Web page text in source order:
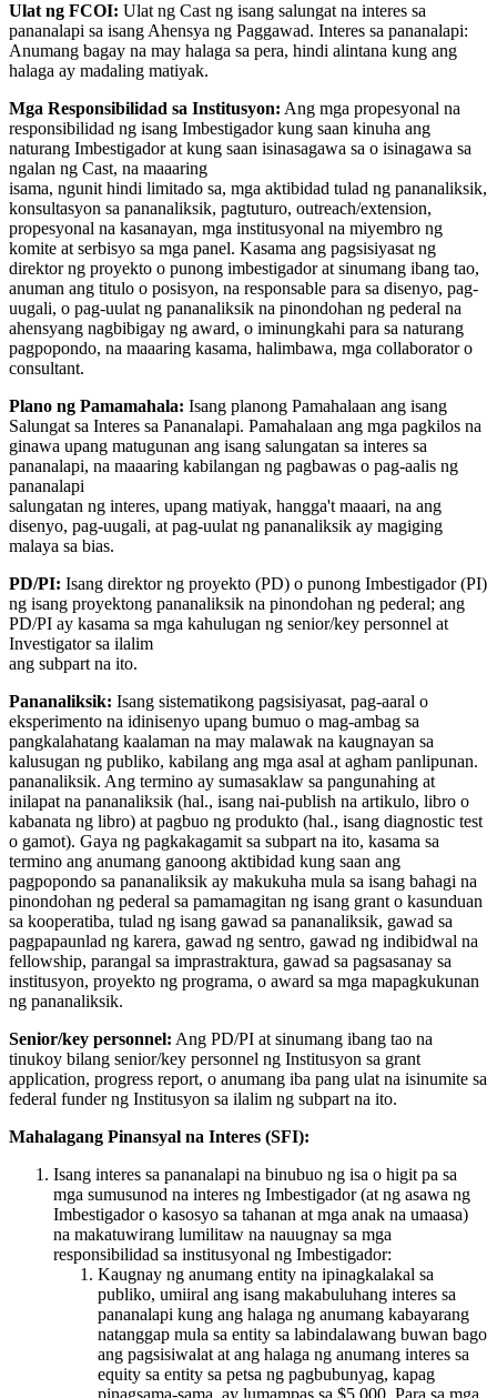
Ulat ng FCOI: Ulat ng Cast ng isang salungat na interes sa
pananalapi sa isang Ahensya ng Paggawad. Interes sa pananalapi:
Anumang bagay na may halaga sa pera, hindi alintana kung ang
halaga ay madaling matiyak.
Mga Responsibilidad sa Institusyon: Ang mga propesyonal na
responsibilidad ng isang Imbestigador kung saan kinuha ang
naturang Imbestigador at kung saan isinasagawa sa o isinagawa sa
ngalan ng Cast, na maaaring
isama, ngunit hindi limitado sa, mga aktibidad tulad ng pananaliksik,
konsultasyon sa pananaliksik, pagtuturo, outreach/extension,
propesyonal na kasanayan, mga institusyonal na miyembro ng
komite at serbisyo sa mga panel. Kasama ang pagsisiyasat ng
direktor ng proyekto o punong imbestigador at sinumang ibang tao,
anuman ang titulo o posisyon, na responsable para sa disenyo, pag-
uugali, o pag-uulat ng pananaliksik na pinondohan ng pederal na
ahensyang nagbibigay ng award, o iminungkahi para sa naturang
pagpopondo, na maaaring kasama, halimbawa, mga collaborator o
consultant.
Plano ng Pamamahala: Isang planong Pamahalaan ang isang
Salungat sa Interes sa Pananalapi. Pamahalaan ang mga pagkilos na
ginawa upang matugunan ang isang salungatan sa interes sa
pananalapi, na maaaring kabilangan ng pagbawas o pag-aalis ng
pananalapi
salungatan ng interes, upang matiyak, hangga't maaari, na ang
disenyo, pag-uugali, at pag-uulat ng pananaliksik ay magiging
malaya sa bias.
PD/PI: Isang direktor ng proyekto (PD) o punong Imbestigador (PI)
ng isang proyektong pananaliksik na pinondohan ng pederal; ang
PD/PI ay kasama sa mga kahulugan ng senior/key personnel at
Investigator sa ilalim
ang subpart na ito.
Pananaliksik: Isang sistematikong pagsisiyasat, pag-aaral o
eksperimento na idinisenyo upang bumuo o mag-ambag sa
pangkalahatang kaalaman na may malawak na kaugnayan sa
kalusugan ng publiko, kabilang ang mga asal at agham panlipunan.
pananaliksik. Ang termino ay sumasaklaw sa pangunahing at
inilapat na pananaliksik (hal., isang nai-publish na artikulo, libro o
kabanata ng libro) at pagbuo ng produkto (hal., isang diagnostic test
o gamot). Gaya ng pagkakagamit sa subpart na ito, kasama sa
termino ang anumang ganoong aktibidad kung saan ang
pagpopondo sa pananaliksik ay makukuha mula sa isang bahagi na
pinondohan ng pederal sa pamamagitan ng isang grant o kasunduan
sa kooperatiba, tulad ng isang gawad sa pananaliksik, gawad sa
pagpapaunlad ng karera, gawad ng sentro, gawad ng indibidwal na
fellowship, parangal sa imprastraktura, gawad sa pagsasanay sa
institusyon, proyekto ng programa, o award sa mga mapagkukunan
ng pananaliksik.
Senior/key personnel: Ang PD/PI at sinumang ibang tao na
tinukoy bilang senior/key personnel ng Institusyon sa grant
application, progress report, o anumang iba pang ulat na isinumite sa
federal funder ng Institusyon sa ilalim ng subpart na ito.
Mahalagang Pinansyal na Interes (SFI):
Isang interes sa pananalapi na binubuo ng isa o higit pa sa
mga sumusunod na interes ng Imbestigador (at ng asawa ng
Imbestigador o kasosyo sa tahanan at mga anak na umaasa)
na makatuwirang lumilitaw na nauugnay sa mga
responsibilidad sa institusyonal ng Imbestigador:
Kaugnay ng anumang entity na ipinagkalakal sa
publiko, umiiral ang isang makabuluhang interes sa
pananalapi kung ang halaga ng anumang kabayarang
natanggap mula sa entity sa labindalawang buwan bago
ang pagsisiwalat at ang halaga ng anumang interes sa
equity sa entity sa petsa ng pagbubunyag, kapag